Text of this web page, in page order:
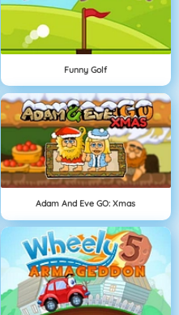
Funny Golf
Adam And Eve GO: Xmas